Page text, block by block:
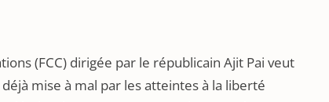
(FCC) dirigée par le républicain Ajit Pai veut
mise à mal par les atteintes à la liberté